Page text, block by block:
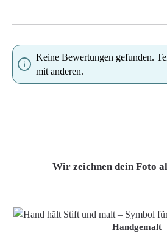
Keine Bewertungen gefunden.
mit anderen.
Wir zeichnen dein Foto
Handgemalt